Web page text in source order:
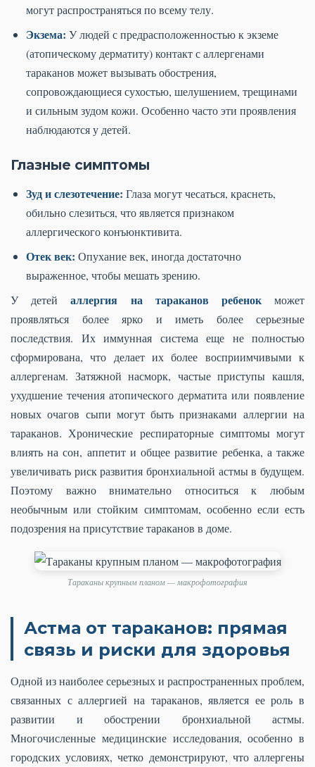
могут распространяться по всему телу.
Экзема: У людей с предрасположенностью к экземе
(атопическому дерматиту) контакт с аллергенами
тараканов может вызывать обострения,
сопровождающиеся сухостью, шелушением, трещинами
и сильным зудом кожи. Особенно часто эти проявления
наблюдаются у детей.
Глазные симптомы
Зуд и слезотечение: Глаза могут чесаться, краснеть,
обильно слезиться, что является признаком
аллергического конъюнктивита.
Отек век: Опухание век, иногда достаточно
выраженное, чтобы мешать зрению.
У детейаллергия на тараканов ребенокможет
проявляться более ярко и иметь более серьезные
последствия. Их иммунная система еще не полностью
сформирована, что делает их более восприимчивыми к
аллергенам. Затяжной насморк, частые приступы кашля,
ухудшение течения атопического дерматита или появление
новых очагов сыпи могут быть признаками аллергии на
тараканов. Хронические респираторные симптомы могут
влиять на сон, аппетит и общее развитие ребенка, а также
увеличивать риск развития бронхиальной астмы в будущем.
Поэтому важно внимательно относиться к любым
необычным или стойким симптомам, особенно если есть
подозрения на присутствие тараканов в доме.
Тараканы крупным планом — макрофотография
Астма от тараканов: прямая
связь и риски для здоровья
Одной из наиболее серьезных и распространенных проблем,
связанных с аллергией на тараканов, является ее роль в
развитии и обострении бронхиальной астмы.
Многочисленные медицинские исследования, особенно в
городских условиях, четко демонстрируют, что аллергены